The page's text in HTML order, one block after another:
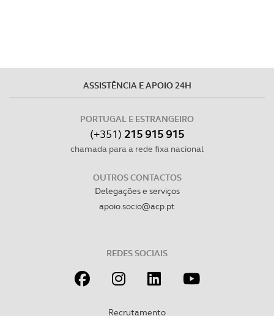
ASSISTÊNCIA E APOIO 24H
PORTUGAL E ESTRANGEIRO
(+351) 215 915 915
chamada para a rede fixa nacional
OUTROS CONTACTOS
Delegações e serviços
apoio.socio@acp.pt
REDES SOCIAIS
Recrutamento